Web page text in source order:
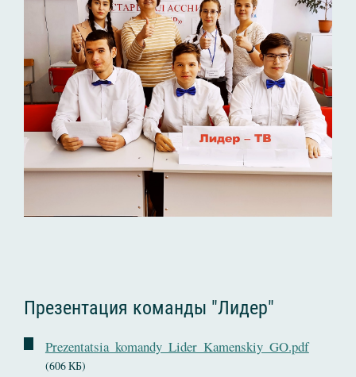
Презентация команды "Лидер"
Prezentatsia_komandy_Lider_Kamenskiy_GO.pdf
(606 КБ)